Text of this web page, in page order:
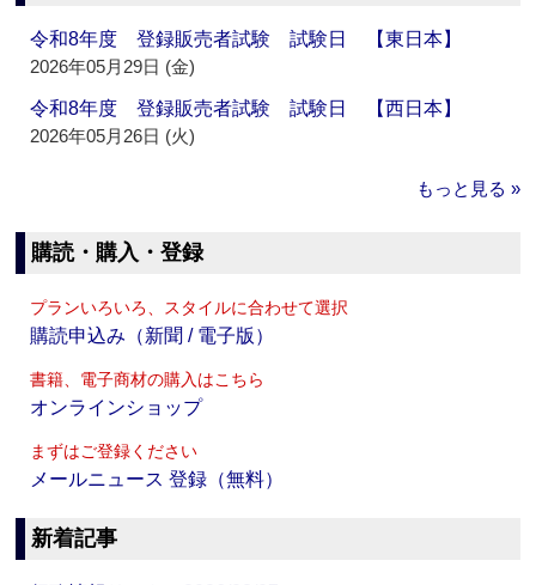
令和8年度 登録販売者試験 試験日 【東日本】
2026年05月29日 (金)
令和8年度 登録販売者試験 試験日 【西日本】
2026年05月26日 (火)
もっと見る »
購読・購入・登録
プランいろいろ、スタイルに合わせて選択
購読申込み（新聞 / 電子版）
書籍、電子商材の購入はこちら
オンラインショップ
まずはご登録ください
メールニュース 登録（無料）
新着記事